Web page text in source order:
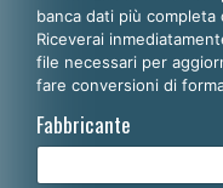
English
Español
Português
banca dati più
Riceverai
file necessari per
fare conversioni di
Fabbricante